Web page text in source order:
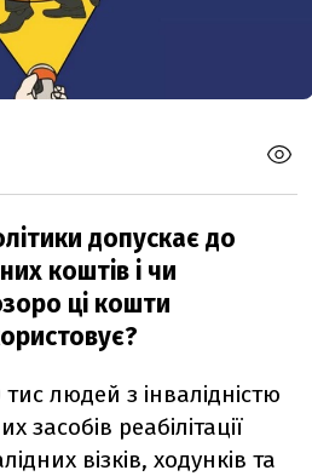
допускає до
коштів і чи
ці кошти
людей з інвалідністю
засобів реабілітації
візків, ходунків та